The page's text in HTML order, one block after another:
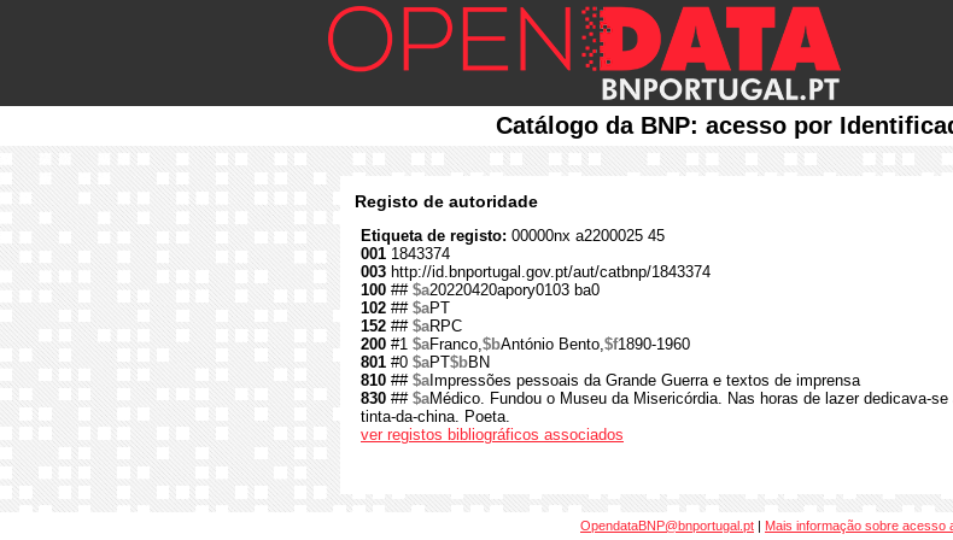
Catálogo da BNP: acesso por
Registo de autoridade
Etiqueta de registo: 00000nx a2200025 45
001 1843374
003 http://id.bnportugal.gov.pt/aut/catbnp/1843374
100 ## $a20220420apory0103 ba0
102 ## $aPT
152 ## $aRPC
200 #1 $aFranco,$bAntónio Bento,$f1890-1960
801 #0 $aPT$bBN
810 ## $aImpressões pessoais da Grande Guerra e textos de imprensa
830 ## $aMédico. Fundou o Museu da Misericórdia. Nas horas de lazer dedicava-
tinta-da-china. Poeta.
ver registos bibliográficos associados
OpendataBNP@bnportugal.pt | Mais informação sobre acesso